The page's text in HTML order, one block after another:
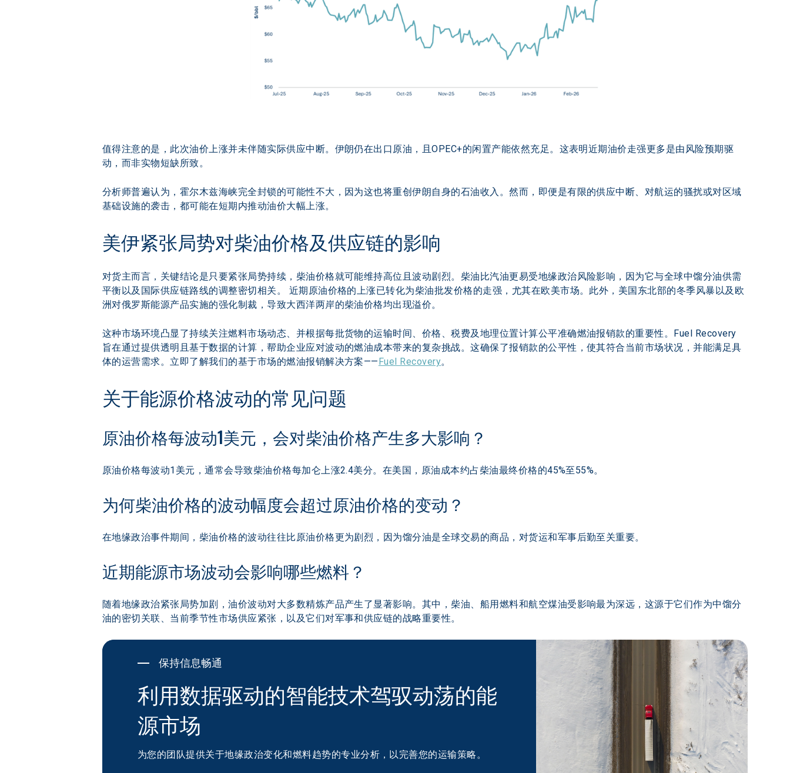
值得注意的是，此次油价上涨并未伴随实际供应中断。伊朗仍在出口原油，且OPEC+的闲置产能依然充足。这表明近期油价走强更多是由风险预期驱
动，而非实物短缺所致。
分析师普遍认为，霍尔木兹海峡完全封锁的可能性不大，因为这也将重创伊朗自身的石油收入。然而，即便是有限的供应中断、对航运的骚扰或对区域
基础设施的袭击，都可能在短期内推动油价大幅上涨。
美伊紧张局势对柴油价格及供应链的影响
对货主而言，关键结论是只要紧张局势持续，柴油价格就可能维持高位且波动剧烈。柴油比汽油更易受地缘政治风险影响，因为它与全球中馏分油供需
平衡以及国际供应链路线的调整密切相关。 近期原油价格的上涨已转化为柴油批发价格的走强，尤其在欧美市场。此外，美国东北部的冬季风暴以及欧
洲对俄罗斯能源产品实施的强化制裁，导致大西洋两岸的柴油价格均出现溢价。
这种市场环境凸显了持续关注燃料市场动态、并根据每批货物的运输时间、价格、税费及地理位置计算公平准确燃油报销款的重要性。Fuel Recovery
旨在通过提供透明且基于数据的计算，帮助企业应对波动的燃油成本带来的复杂挑战。这确保了报销款的公平性，使其符合当前市场状况，并能满足具
体的运营需求。立即了解我们的基于市场的燃油报销解决方案—— Fuel Recovery。
关于能源价格波动的常见问题
原油价格每波动1美元，会对柴油价格产生多大影响？
原油价格每波动1美元，通常会导致柴油价格每加仑上涨2.4美分。在美国，原油成本约占柴油最终价格的45%至55%。
为何柴油价格的波动幅度会超过原油价格的变动？
在地缘政治事件期间，柴油价格的波动往往比原油价格更为剧烈，因为馏分油是全球交易的商品，对货运和军事后勤至关重要。
近期能源市场波动会影响哪些燃料？
随着地缘政治紧张局势加剧，油价波动对大多数精炼产品产生了显著影响。其中，柴油、船用燃料和航空煤油受影响最为深远，这源于它们作为中馏分
油的密切关联、当前季节性市场供应紧张，以及它们对军事和供应链的战略重要性。
保持信息畅通
利用数据驱动的智能技术驾驭动荡的能
源市场
为您的团队提供关于地缘政治变化和燃料趋势的专业分析，以完善您的运输策略。